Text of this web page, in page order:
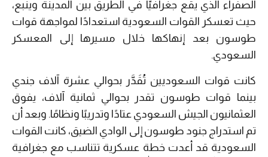
الصفراء الذي يقع جغرافيًّا في الطريق بين المدينة وينبع،
حيث تعسكر القوات السعودية استعدادًا لمواجهة قوات
طوسون بعد إنهاكها خلال مسيرها إلى المعسكر
السعودي.
كانت قوات السعوديين تُقَدَّر بحوالي عشرة آلاف جندي
بينما قوات طوسون تقدر بحوالي ثمانية آلاف، يفوق
العثمانيون الجيش السعودي عتادًا وتدريبًا ونظامًا. وبعد أن
تم استدراج جنود طوسون إلى الوادي الضيق، كانت القوات
السعودية قد أعدت خطة عسكرية تتناسب مع جغرافية